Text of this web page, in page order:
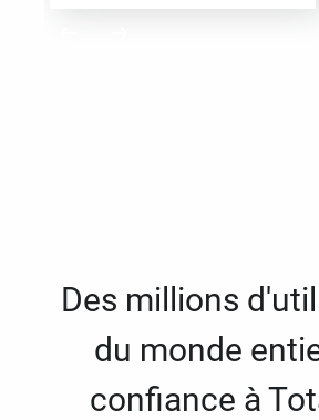
Des millions
du monde
confiance à